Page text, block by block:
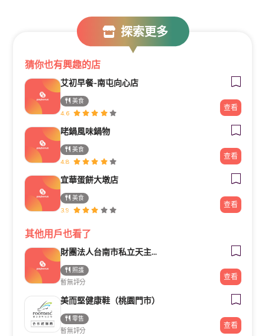
探索更多
猜你也有興趣的店
艾初早餐-南屯向心店
美食
4.6
查看
咾鍋風味鍋物
美食
4.8
查看
宜華蛋餅大墩店
美食
3.9
查看
其他用戶也看了
財團法人台南市私立天主教瑞復益智中心
照護
暫無評分
查看
美而堅健康鞋（桃園門市）
零售
暫無評分
查看